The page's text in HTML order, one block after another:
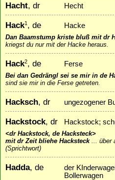
Hacht, dr Hecht
Hack1, de Hacke
Dan Baamstump kriste bluß mit dr
kriegst du nur mit der Hacke heraus.
Hack2, de Ferse
Bei dan Gedrängl sei se mir in de
sind sie mir in die Ferse getreten.
Hacksch, dr ungezogener
Hackstock, dr Hackstock;
<dr Hackstock, de Hacksteck>
mit dr Zeit bliehe Hacksteck... über
(Sprichtwort)
Hadda, de
der
Bollerwagen